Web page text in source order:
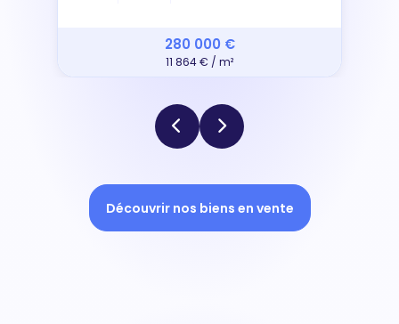
280 000 €
11 864 € / m²
Découvrir nos biens en vente